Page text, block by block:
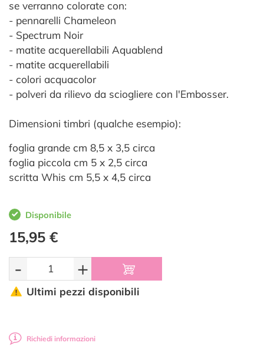
se verranno colorate con:
- pennarelli Chameleon
- Spectrum Noir
- matite acquerellabili Aquablend
- matite acquerellabili
- colori acquacolor
- polveri da rilievo da sciogliere con l'Embosser.
Dimensioni timbri (qualche esempio):
foglia grande cm 8,5 x 3,5 circa
foglia piccola cm 5 x 2,5 circa
scritta Whis cm 5,5 x 4,5 circa
Disponibile
15,95 €
- +
Ultimi pezzi disponibili
Richiedi informazioni